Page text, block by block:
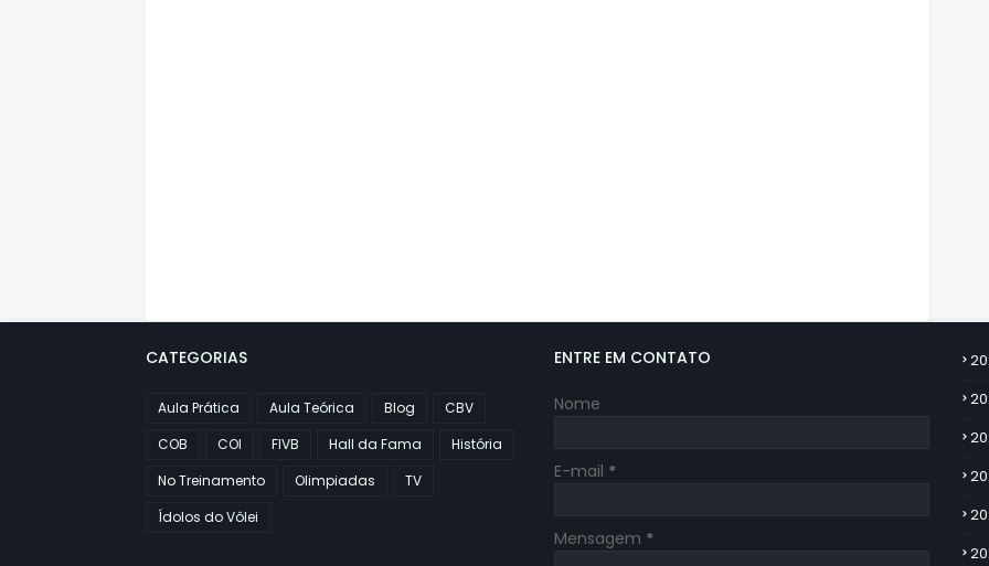
CATEGORIAS
Aula Prática Aula Teórica Blog
CBV
COB
COI FIVB Hall da Fama
História
No Treinamento
Olimpiadas
TV
Ídolos do Vôlei
ENTRE EM CONTATO
Nome
E-mail *
Mensagem *